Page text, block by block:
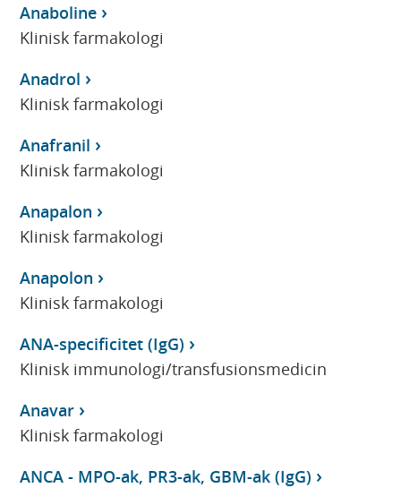
Anaboline
Klinisk farmakologi
Anadrol
Klinisk farmakologi
Anafranil
Klinisk farmakologi
Anapalon
Klinisk farmakologi
Anapolon
Klinisk farmakologi
ANA-specificitet (IgG)
Klinisk immunologi/transfusionsmedicin
Anavar
Klinisk farmakologi
ANCA - MPO-ak, PR3-ak, GBM-ak (IgG)